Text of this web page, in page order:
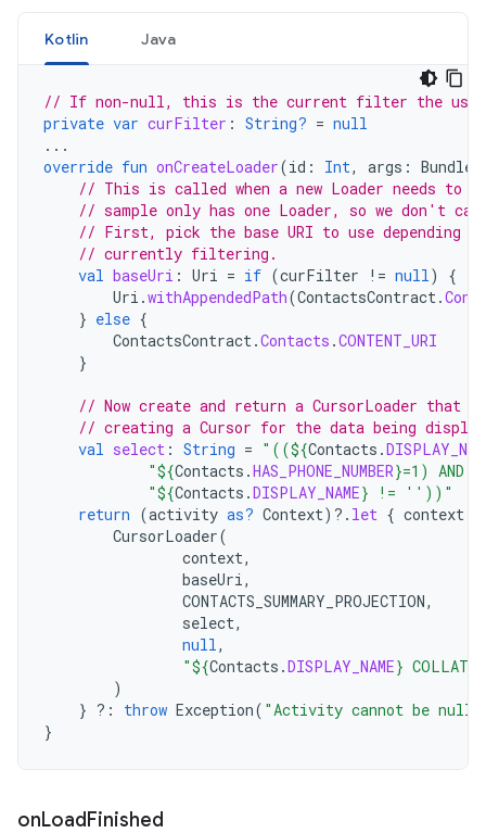
Kotlin Java
// If non-null, this is the current filter the user
private var curFilter : String? = null
...
override fun onCreateLoader(id : Int, args :
// This is called when a new Loader needs to
// sample only has one Loader, so we don't
// First, pick the base URI to use depending on
// currently filtering.
val baseUri : Uri = if (curFilter != null)
{
Uri .withAppendedPath(ContactsContract.
} else {
ContactsContract.Contacts .CONTENT_URI
}
// Now create and return a CursorLoader that
// creating a Cursor for the data being
val select : String = "((${Contacts .
"${Contacts .HAS_PHONE_NUMBER}=1) AND
"${Contacts .DISPLAY_NAME} != ''))"
return (activity as? Context) ?. let { context
CursorLoader(
context,
baseUri,
CONTACTS_SUMMARY_PROJECTION,
select,
null,
"${Contacts .DISPLAY_NAME}
)
} ?: throw Exception( "Activity cannot be null"
}
onLoad Finished